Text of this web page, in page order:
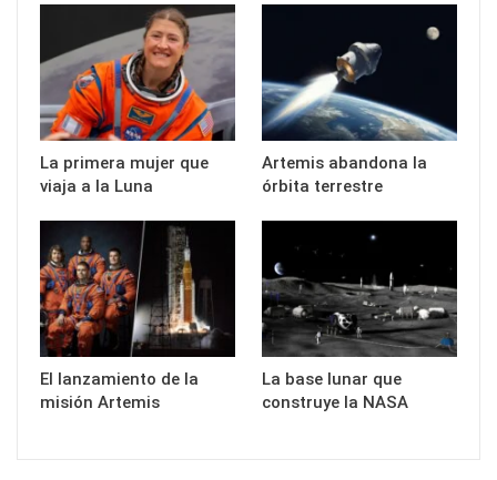
La primera mujer que
viaja a la Luna
Artemis abandona la
órbita terrestre
El lanzamiento de la
misión Artemis
La base lunar que
construye la NASA